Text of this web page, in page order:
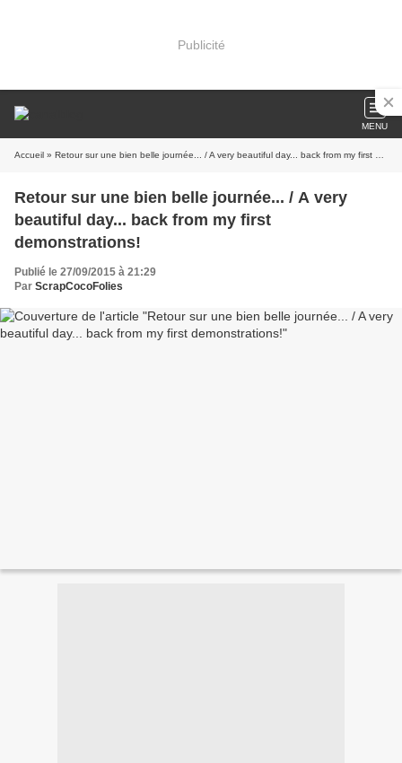
Publicité
MENU
Accueil » Retour sur une bien belle journée... / A very beautiful day... back from my first demonstrations!
Retour sur une bien belle journée... / A very
beautiful day... back from my first
demonstrations!
Publié le 27/09/2015 à 21:29
Par ScrapCocoFolies